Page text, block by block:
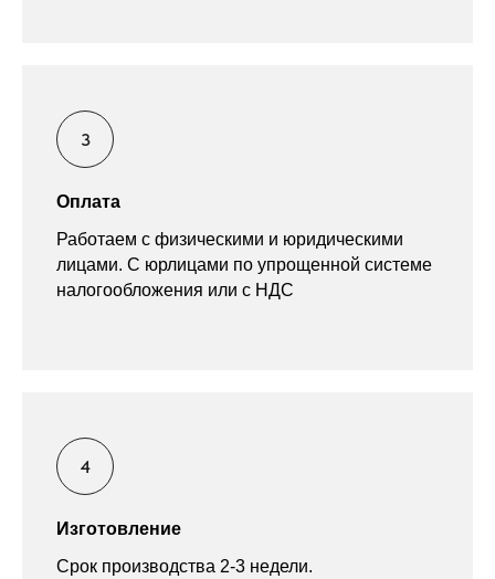
Оплата
Работаем с физическими и юридическими
лицами. С юрлицами по упрощенной системе
налогообложения или с НДС
Изготовление
Срок производства 2-3 недели.